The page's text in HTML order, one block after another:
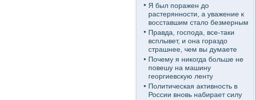
Я был поражен до
растерянности, а уважение к
восставшим стало безмерным
Правда, господа, все-таки
всплывет, и она гораздо
страшнее, чем вы думаете
Почему я никогда больше не
повешу на машину
георгиевскую ленту
Политическая активность в
России вновь набирает силу